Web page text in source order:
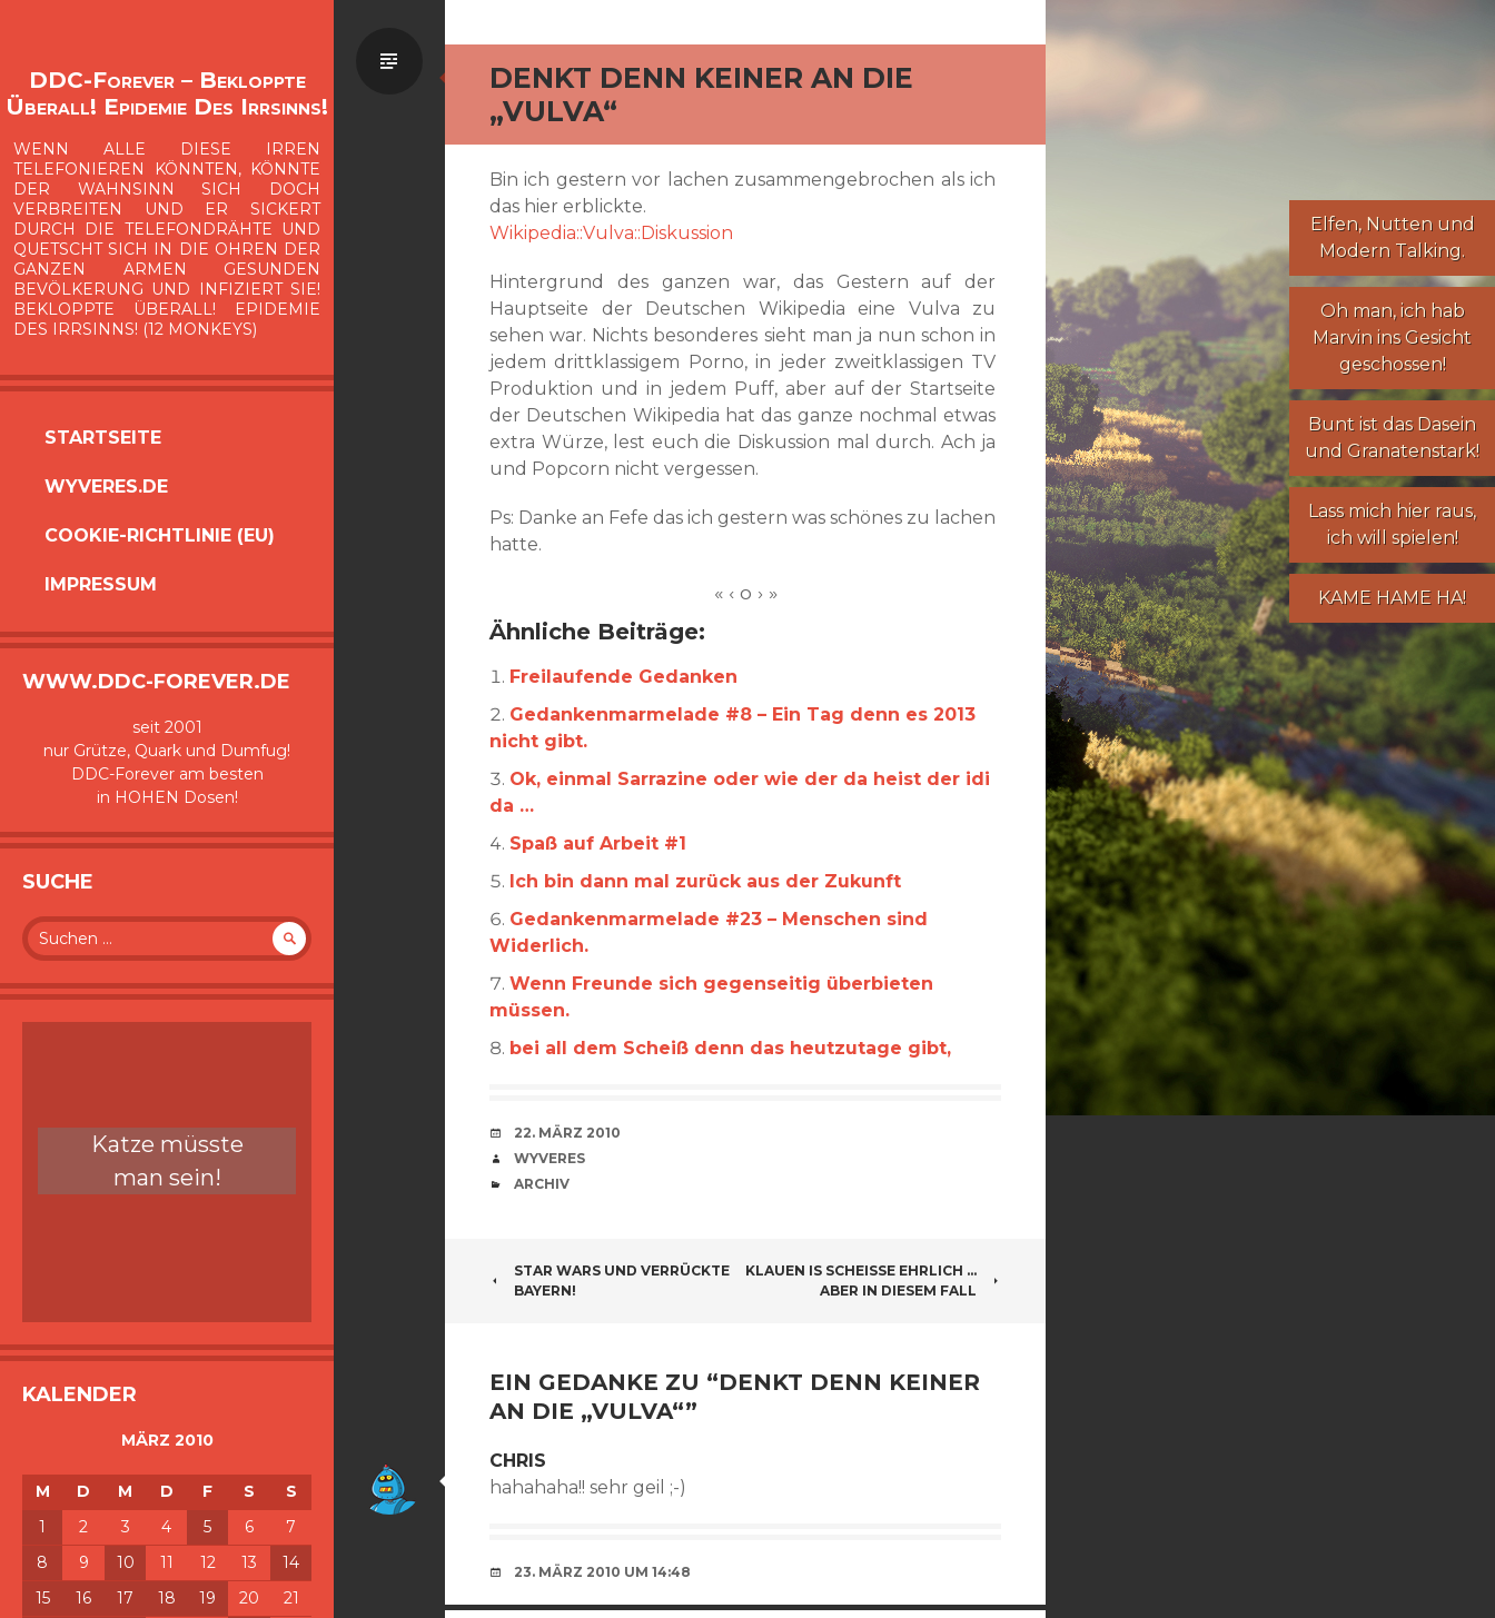
DDC-Forever – Bekloppte
Überall! Epidemie Des Irrsinns!
WENN ALLE DIESE IRREN
TELEFONIEREN KÖNNTEN, KÖNNTE
DER WAHNSINN SICH DOCH
VERBREITEN UND ER SICKERT
DURCH DIE TELEFONDRÄHTE UND
QUETSCHT SICH IN DIE OHREN DER
GANZEN ARMEN GESUNDEN
BEVÖLKERUNG UND INFIZIERT SIE!
BEKLOPPTE ÜBERALL! EPIDEMIE
DES IRRSINNS! (12 MONKEYS)
SPRINGEN
STARTSEITE
WYVERES.DE
COOKIE-RICHTLINIE (EU)
IMPRESSUM
WWW.DDC-FOREVER.DE
seit 2001
nur Grütze, Quark und Dumfug!
DDC-Forever am besten
in HOHEN Dosen!
SUCHE
Suche
nach:
Katze müsste
man sein!
KALENDER
MÄRZ 2010
M D M D F S
S
1
2 3 4 5 6
7
8
9 10 11 12 13
14
15
16 17 18 19 20
21
Elfen, Nuttenund
Modern Talking.
Oh man, ich hab
Marvin ins Gesicht
geschossen!
Bunt ist das Dasein
und Granatenstark!
Lass mich hier raus,
ich will spielen!
KAME HAME HA!
DENKT DENN KEINER AN DIE
„VULVA“
Standard
Bin ich gestern vor lachen zusammengebrochen als ich
das hier erblickte.
Wikipedia::Vulva::Diskussion
Hintergrund des ganzen war, das Gestern auf der
Hauptseite der Deutschen Wikipedia eine Vulva zu
sehen war. Nichts besonderes sieht man ja nun schon in
jedem drittklassigem Porno, in jeder zweitklassigen TV
Produktion und in jedem Puff, aber auf der Startseite
der Deutschen Wikipedia hat das ganze nochmal etwas
extra Würze, lest euch die Diskussion mal durch. Ach ja
und Popcorn nicht vergessen.
Ps: Danke an Fefe das ich gestern was schönes zu lachen
hatte.
Ähnliche Beiträge:
Freilaufende Gedanken
Gedankenmarmelade #8 – Ein Tag denn es 2013
nicht gibt.
Ok, einmal Sarrazine oder wie der da heist der idi
da …
Spaß auf Arbeit #1
Ich bin dann mal zurück aus der Zukunft
Gedankenmarmelade #23 – Menschen sind
Widerlich.
Wenn Freunde sich gegenseitig überbieten
müssen.
bei all dem Scheiß denn das heutzutage gibt,
VERABREDUNG
22. MÄRZ 2010
VERFASSER
WYVERES
CATEGORIES
ARCHIV
BEITRAGSNAVIGATION
STAR WARS UND VERRÜCKTE
BAYERN!
KLAUEN IS SCHEISSE EHRLICH …
ABER IN DIESEM FALL
EIN GEDANKE ZU “DENKT DENN KEINER
AN DIE „VULVA“”
CHRIS
hahahaha!! sehr geil ;-)
23. MÄRZ 2010 UM 14:48